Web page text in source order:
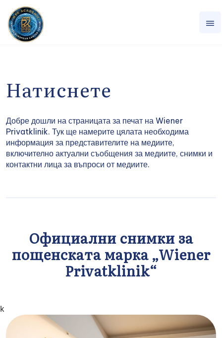
Натиснете
Добре дошли на страницата за печат на Wiener
Privatklinik. Тук ще намерите цялата необходима
информация за представителите на медиите,
включително актуални съобщения за медиите, снимки и
контактни лица за въпроси от медиите.
Официални снимки за
пощенската марка „Wiener
Privatklinik“
k